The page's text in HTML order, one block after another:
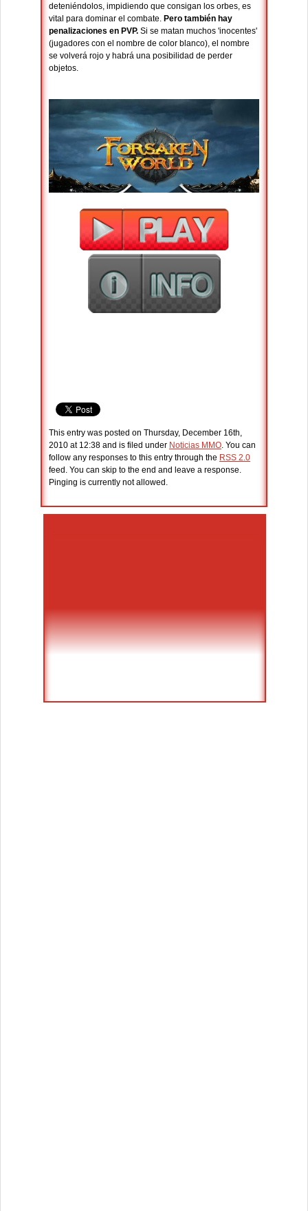
deteniéndolos, impidiendo que consigan los orbes, es
vital para dominar el combate. Pero también hay
penalizaciones en PVP. Si se matan muchos 'inocentes'
(jugadores con el nombre de color blanco), el nombre
se volverá rojo y habrá una posibilidad de perder
objetos.
This entry was posted on Thursday, December 16th,
2010 at 12:38 and is filed under Noticias MMO . You can
follow any responses to this entry through the RSS 2.0
feed. You can skip to the end and leave a response.
Pinging is currently not allowed.